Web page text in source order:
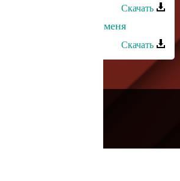
Скачать
- Посмотри на меня
Скачать